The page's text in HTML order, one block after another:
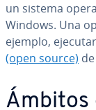
un sistema
Windows. Una
ejemplo,
(open source) de
Ámbitos